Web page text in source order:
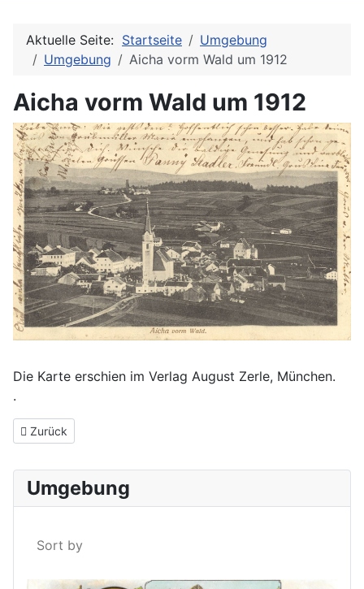
Aktuelle Seite: Startseite
Umgebung
Umgebung
Aicha vorm Wald um 1912
Aicha vorm Wald um 1912
Die Karte erschien im Verlag August Zerle, München.
.
Vorheriger Beitrag: Gruß aus der Kunstmühle Niederham/Aicha
Zurück
Umgebung
Sort by